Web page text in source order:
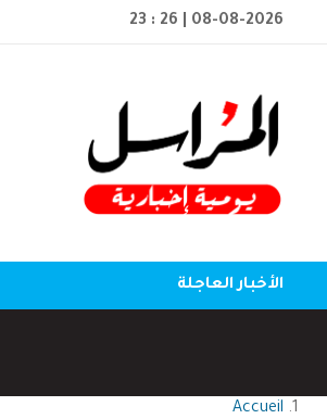
23 : 26 | 08-08-2026
الأخبار العاجلة
Accueil